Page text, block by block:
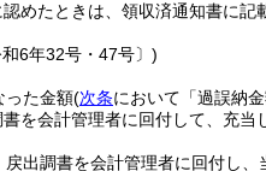
めたときは、領収済通知書に
6年32号・47号〕)
った金額(次条において「過誤納
を会計管理者に回付して、充当
出調書を会計管理者に回付し